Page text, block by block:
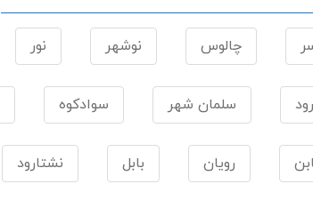
چالوس نوشهر نور
سلمان شهر سوادکوه
رویان بابل نشتارود